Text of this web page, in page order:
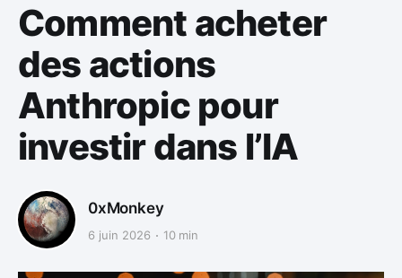
Comment acheter
des actions
Anthropic pour
investir dans l’IA
0xMonkey
6 juin 2026 10 min